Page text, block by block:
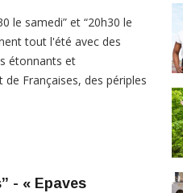
le samedi” et “20h30 le
tout l'été avec des
étonnants et
Françaises, des périples
- « Epaves